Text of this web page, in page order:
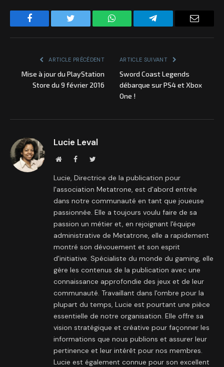
Facebook Twitter WhatsApp Telegram Email
ARTICLE PRÉCÉDENT
Mise à jour du PlayStation
Store du 9 février 2016
ARTICLE SUIVANT
Sword Coast Legends
débarque sur PS4 et Xbox
One !
Lucie Leval
Site
FacebookTwitter
Lucie, Directrice de la publication pour
l'association Metatrone, est d'abord entrée
dans notre communauté en tant que joueuse
passionnée. Elle a toujours voulu faire de sa
passion un métier et, en rejoignant l'équipe
administrative de Metatrone, elle a rapidement
montré son dévouement et son esprit
d'initiative. Spécialiste du monde du gaming, elle
gère les contenus de la publication avec une
connaissance approfondie des jeux et de leur
communauté. Travaillant dans l'ombre pour la
plupart du temps, Lucie est pourtant une pièce
essentielle de notre organisation. Elle offre sa
vision stratégique et créative pour façonner les
informations que nous publions et assurer leur
pertinence et leur intérêt pour nos membres.
Lucie est également connue pour son excellent